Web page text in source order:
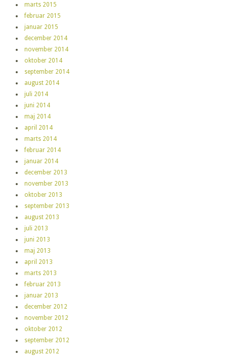
marts 2015
februar 2015
januar 2015
december 2014
november 2014
oktober 2014
september 2014
august 2014
juli 2014
juni 2014
maj 2014
april 2014
marts 2014
februar 2014
januar 2014
december 2013
november 2013
oktober 2013
september 2013
august 2013
juli 2013
juni 2013
maj 2013
april 2013
marts 2013
februar 2013
januar 2013
december 2012
november 2012
oktober 2012
september 2012
august 2012